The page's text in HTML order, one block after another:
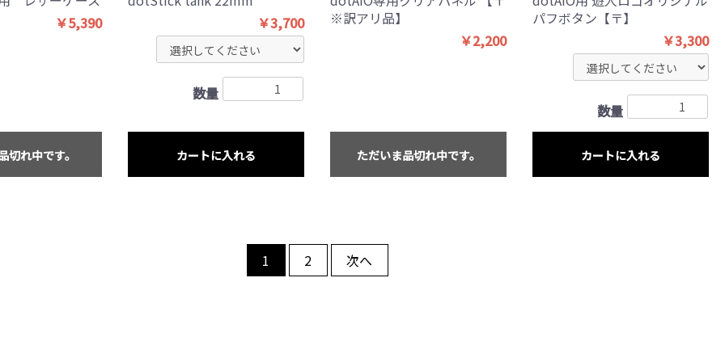
￥5,390
切れ中です。
￥3,700
数量
カートに入れる
※訳アリ品】
￥2,200
ただいま品切れ中です。
パフボタン【〒】
￥3,300
数量
カートに入れる
1 2 次へ